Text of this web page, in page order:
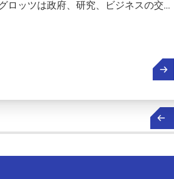
ロッツは政府、研究、ビジネスの交差
そして国際企業が研究開発(R&D)をここ
に拠点とすべき理由を説明しています。